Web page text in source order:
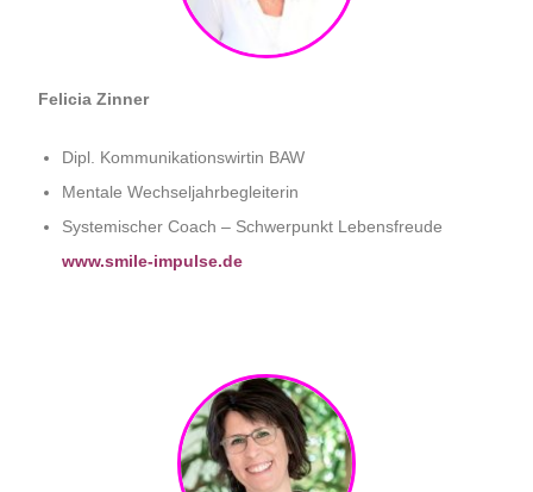
Felicia Zinner
Dipl. Kommunikationswirtin BAW
Mentale Wechseljahrbegleiterin
Systemischer Coach – Schwerpunkt Lebensfreude
www.smile-impulse.de